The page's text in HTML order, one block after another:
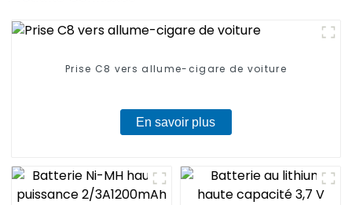
Prise C8 vers allume-cigare de voiture
En savoir plus